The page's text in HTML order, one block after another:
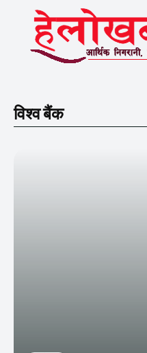
विश्व बैंक